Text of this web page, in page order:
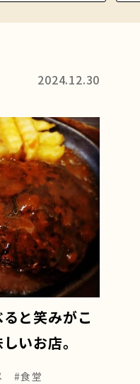
2024.12.30
と笑みがこ
いお店。
#食堂